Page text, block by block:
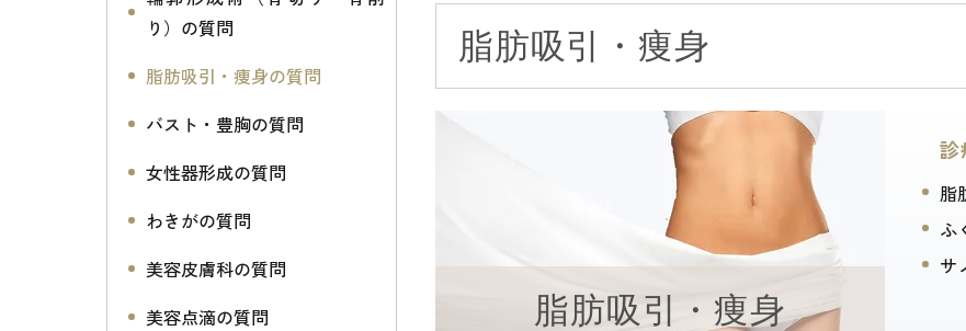
り）の質問
脂肪吸引・痩身の質問
バスト・豊胸の質問
女性器形成の質問
わきがの質問
美容皮膚科の質問
美容点滴の質問
脂肪吸引・痩身
脂肪吸引・痩身
診
脂
ふ
サ